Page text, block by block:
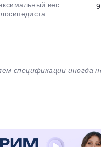
вес
спецификации